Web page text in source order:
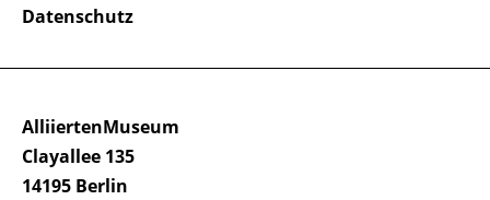
AlliiertenMuseum
Clayallee 135
14195 Berlin
Datenschutz